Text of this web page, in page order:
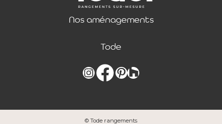
Nos aménagements
Tode
InstagramFacebook Pinterest Lien
© Tode rangements